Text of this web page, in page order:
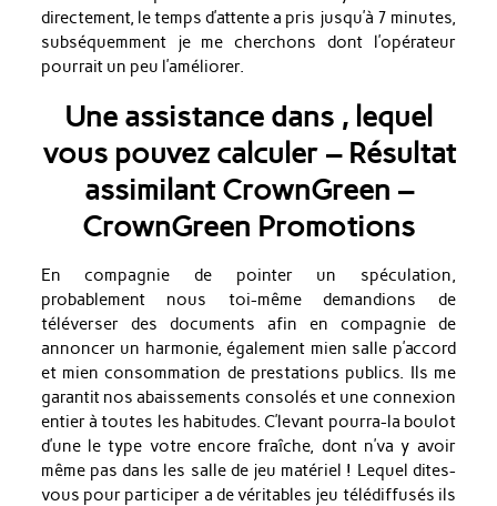
directement, le temps d’attente a pris jusqu’à 7 minutes,
subséquemment je me cherchons dont l’opérateur
pourrait un peu l’améliorer.
Une assistance dans , lequel
vous pouvez calculer – Résultat
assimilant CrownGreen –
CrownGreen Promotions
En compagnie de pointer un spéculation,
probablement nous toi-même demandions de
téléverser des documents afin en compagnie de
annoncer un harmonie, également mien salle p’accord
et mien consommation de prestations publics. Ils me
garantit nos abaissements consolés et une connexion
entier à toutes les habitudes. C’levant pourra-la boulot
d’une le type votre encore fraîche, dont n’va y avoir
même pas dans les salle de jeu matériel ! Lequel dites-
vous pour participer a de véritables jeu télédiffusés ils